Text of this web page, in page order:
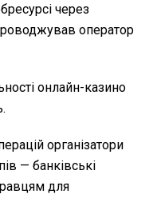
через
оператор
онлайн-казино
організатори
— банківські
для